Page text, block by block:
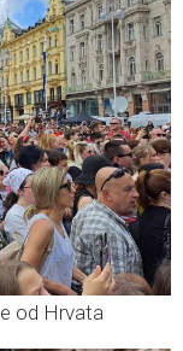
od Hrvata